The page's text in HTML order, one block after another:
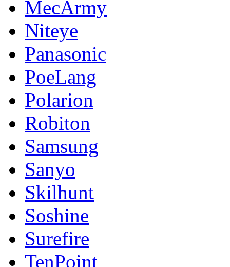
MecArmy
Niteye
Panasonic
PoeLang
Polarion
Robiton
Samsung
Sanyo
Skilhunt
Soshine
Surefire
TenPoint